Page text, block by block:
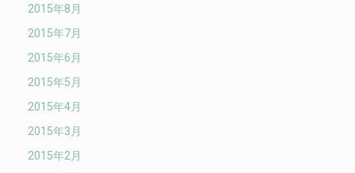
2015年8月
2015年7月
2015年6月
2015年5月
2015年4月
2015年3月
2015年2月